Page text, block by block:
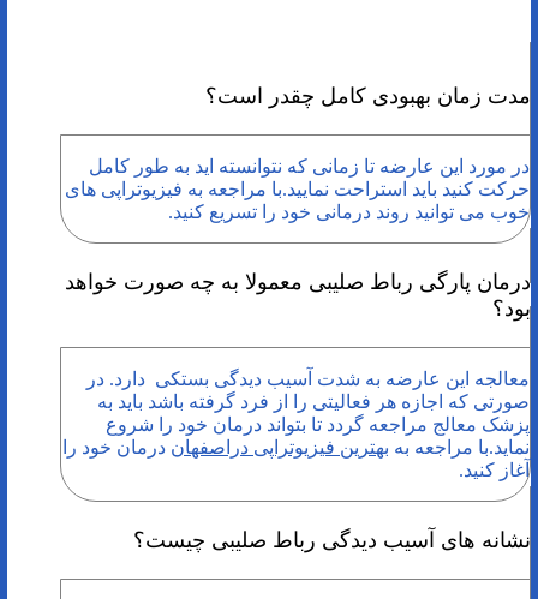
مدت زمان بهبودی کامل چقدر است؟
در مورد این عارضه تا زمانی که نتوانسته اید به طور کامل
حرکت کنید باید استراحت نمایید.با مراجعه به فیزیوتراپی های
خوب می توانید روند درمانی خود را تسریع کنید.
درمان پارگی رباط صلیبی معمولا به چه صورت خواهد
بود؟
معالجه این عارضه به شدت آسیب دیدگی بستکی دارد. در
صورتی که اجازه هر فعالیتی را از فرد گرفته باشد باید به
پزشک معالج مراجعه گردد تا بتواند درمان خود را شروع
نماید.با مراجعه به بهترین فیزیوتراپی دراصفهان درمان خود را
آغاز کنید.
نشانه های آسیب دیدگی رباط صلیبی چیست؟